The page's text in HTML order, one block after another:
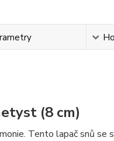
(8 cm)
Tento lapač snů